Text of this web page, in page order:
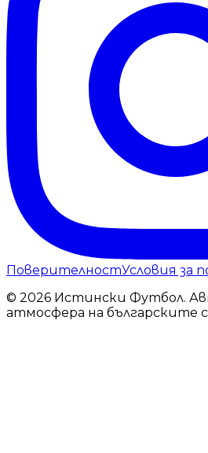
ПоверителностУсловия за
© 2026 Истински Футбол.
атмосфера на българските